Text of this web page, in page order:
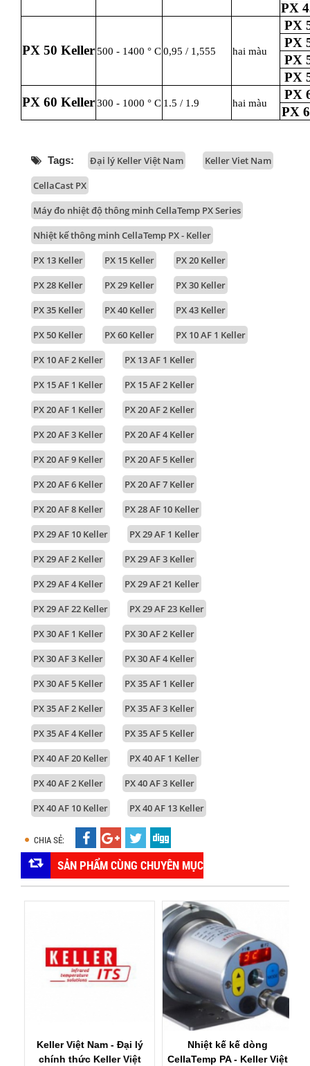
PX
PX 50 Keller500 - 1400 ° C0,95 / 1,555 hai màu
PX
PX
PX
PX
PX 60 Keller300 - 1000 ° C 1.5 / 1.9 hai màu
PX
PX
Tags: Đại lý Keller Việt Nam
Keller Viet Nam
CellaCast PX
Máy đo nhiệt độ thông minh CellaTemp PX Series
Nhiệt kế thông minh CellaTemp PX - Keller
PX 13 Keller
PX 15 Keller
PX 20 Keller
PX 28 Keller
PX 29 Keller
PX 30 Keller
PX 35 Keller
PX 40 Keller
PX 43 Keller
PX 50 Keller
PX 60 Keller
PX 10 AF 1 Keller
PX 10 AF 2 Keller
PX 13 AF 1 Keller
PX 15 AF 1 Keller
PX 15 AF 2 Keller
PX 20 AF 1 Keller
PX 20 AF 2 Keller
PX 20 AF 3 Keller
PX 20 AF 4 Keller
PX 20 AF 9 Keller
PX 20 AF 5 Keller
PX 20 AF 6 Keller
PX 20 AF 7 Keller
PX 20 AF 8 Keller
PX 28 AF 10 Keller
PX 29 AF 10 Keller
PX 29 AF 1 Keller
PX 29 AF 2 Keller
PX 29 AF 3 Keller
PX 29 AF 4 Keller
PX 29 AF 21 Keller
PX 29 AF 22 Keller
PX 29 AF 23 Keller
PX 30 AF 1 Keller
PX 30 AF 2 Keller
PX 30 AF 3 Keller
PX 30 AF 4 Keller
PX 30 AF 5 Keller
PX 35 AF 1 Keller
PX 35 AF 2 Keller
PX 35 AF 3 Keller
PX 35 AF 4 Keller
PX 35 AF 5 Keller
PX 40 AF 20 Keller
PX 40 AF 1 Keller
PX 40 AF 2 Keller
PX 40 AF 3 Keller
PX 40 AF 10 Keller
PX 40 AF 13 Keller
CHIA SẺ:
SẢN PHẨM CÙNG CHUYÊN MỤC
Keller Việt Nam - Đại lý
chính thức Keller Việt
Nhiệt kế kế dòng
CellaTemp PA - Keller Việt